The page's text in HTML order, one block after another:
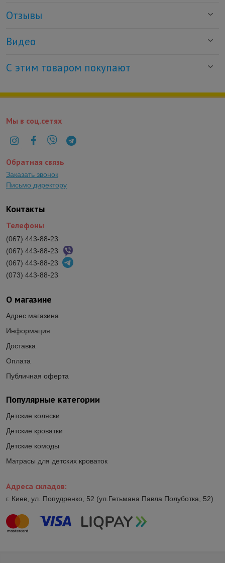
Отзывы
Видео
С этим товаром покупают
Популярные категории
Детские коляски
Детские кроватки
Детские комоды
Матрасы для детских кроваток
О магазине
Адрес магазина
Информация
Доставка
Оплата
Публичная оферта
Контакты
Телефоны
(067) 443-88-23
(067) 443-88-23
(067) 443-88-23
(073) 443-88-23
Адреса складов:
г. Киев, ул. Попудренко, 52 (ул.Гетьмана Павла Полуботка, 52)
Мы в соц.сетях
Обратная связь
Заказать звонок
Письмо директору